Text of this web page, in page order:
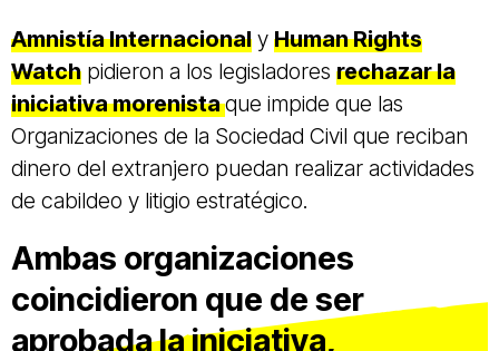
Amnistía Internacional y Human Rights
Watch pidieron a los legisladores rechazar la
iniciativa morenistaque impide que las
Organizaciones de la Sociedad Civil que reciban
dinero del extranjero puedan realizar actividades
de cabildeo y litigio estratégico.
Ambas organizaciones
coincidieron que de ser
aprobada la iniciativa,